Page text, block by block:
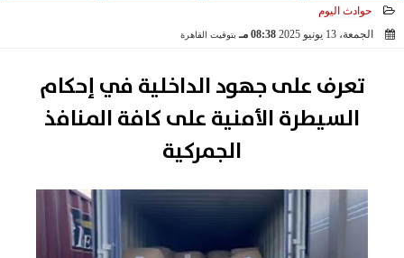
حوادث اليوم
الجمعة، 13 يونيو 2025
08:38 مـ بتوقيت القاهرة
تعرف على جهود الداخلية في إحكام
السيطرة الأمنية على كافة المنافذ
الجمركية